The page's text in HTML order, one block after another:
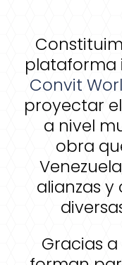
plataforma
Convit
proyectar
a nivel
obra
alianzas
Gracias